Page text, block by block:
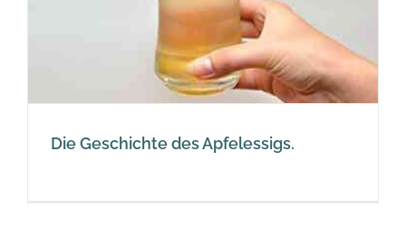
Die Geschichte des Apfelessigs.